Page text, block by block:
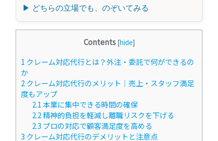
▶ どちらの立場でも、のぞいてみる
Contents [hide]
1 クレーム対応代行とは？外注・委託で何ができるの
か
2クレーム対応代行のメリット｜売上・スタッフ満足
度もアップ
2.1本業に集中できる時間の確保
2.2精神的負担を軽減し離職リスクを下げる
2.3 プロの対応で顧客満足度を高める
3 クレーム対応代行のデメリットと注意点